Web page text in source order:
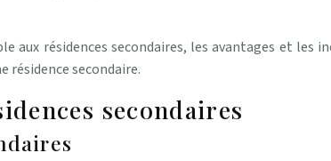
aux résidences secondaires, les avantages et les
résidence secondaire.
secondaires